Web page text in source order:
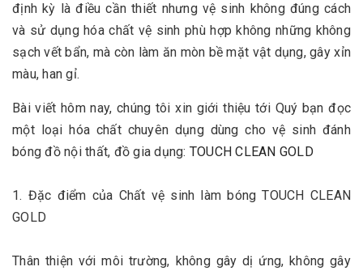
định kỳ là điều cần thiết nhưng vệ sinh không đúng cách
và sử dụng hóa chất vệ sinh phù hợp không những không
sạch vết bẩn, mà còn làm ăn mòn bề mặt vật dụng, gây xỉn
màu, han gỉ.
Bài viết hôm nay, chúng tôi xin giới thiệu tới Quý bạn đọc
một loại hóa chất chuyên dụng dùng cho vệ sinh đánh
bóng đồ nội thất, đồ gia dụng: TOUCH CLEAN GOLD
1. Đặc điểm của Chất vệ sinh làm bóng TOUCH CLEAN
GOLD
Thân thiện với môi trường, không gây dị ứng, không gây